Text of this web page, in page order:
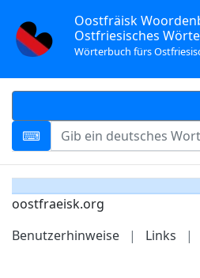
Oostfräisk
Ostfriesisches
Wörterbuch fürs
oostfraeisk.org
Benutzerhinweise
| Links |